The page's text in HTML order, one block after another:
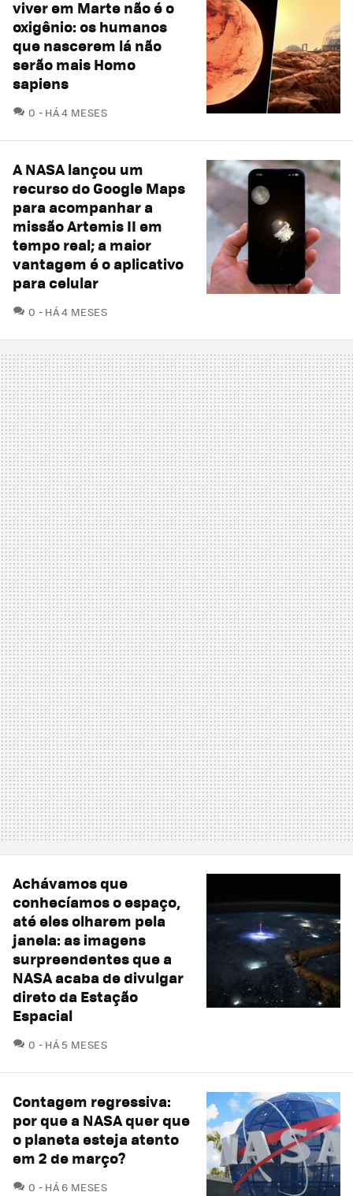
viver em Marte não é o
oxigênio: os humanos
que nascerem lá não
serão mais Homo
sapiens
0 COMENTÁRIOS
HÁ 4 MESES
A NASA lançou um
recurso do Google Maps
para acompanhar a
missão Artemis II em
tempo real; a maior
vantagem é o aplicativo
para celular
0 COMENTÁRIOS
HÁ 4 MESES
Achávamos que
conhecíamos o espaço,
até eles olharem pela
janela: as imagens
surpreendentes que a
NASA acaba de divulgar
direto da Estação
Espacial
0 COMENTÁRIOS
HÁ 5 MESES
Contagem regressiva:
por que a NASA quer que
o planeta esteja atento
em 2 de março?
0 COMENTÁRIOS
HÁ 6 MESES